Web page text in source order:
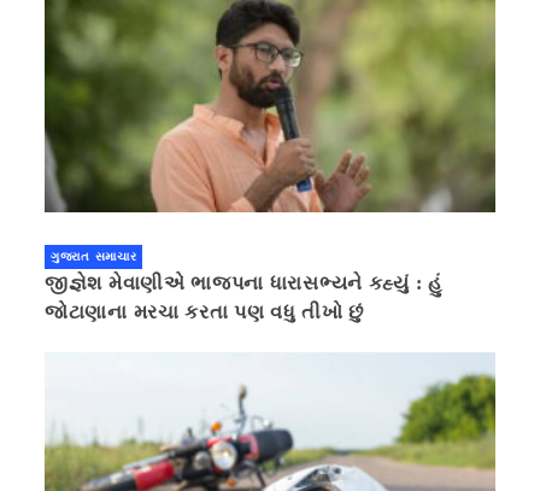
ગુજરાત સમાચાર
જીજ્ઞેશ મેવાણીએ ભાજપના ધારાસભ્યને કહ્યું : હું
જોટાણાના મરચા કરતા પણ વધુ તીખો છું